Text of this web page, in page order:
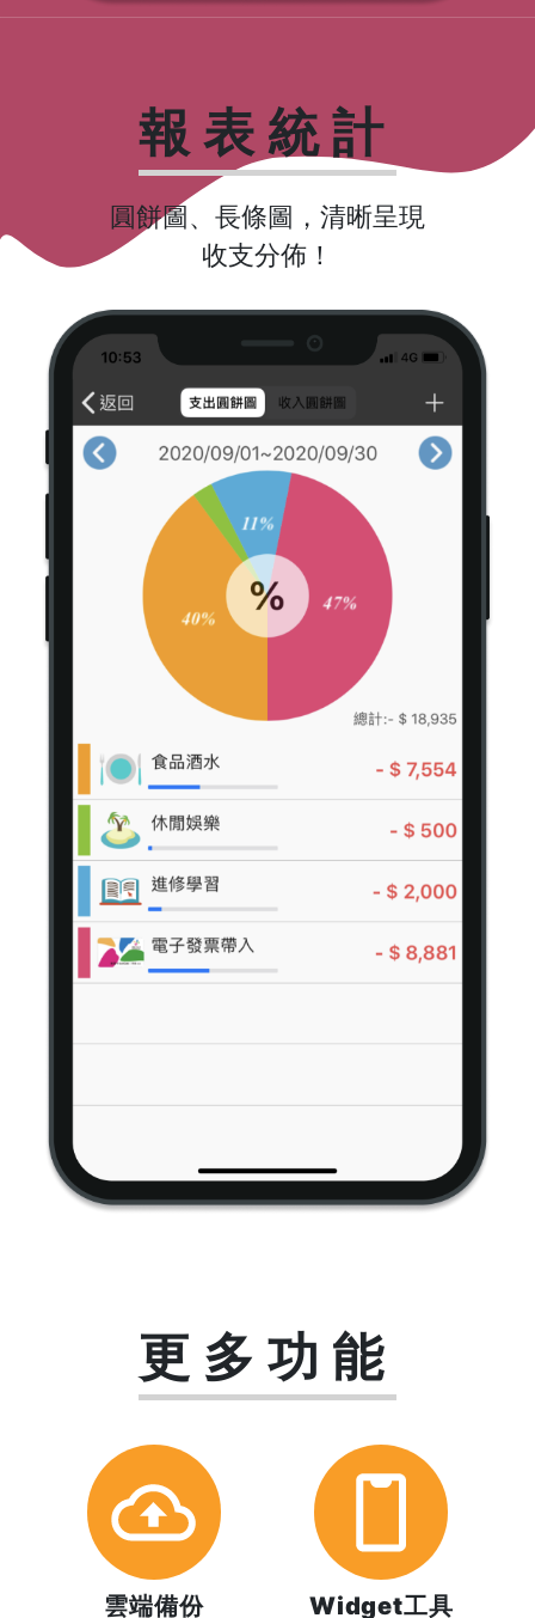
報表統計
圓餅圖、長條圖，清晰呈現
收支分佈！
更多功能
雲端備份 Widget工具